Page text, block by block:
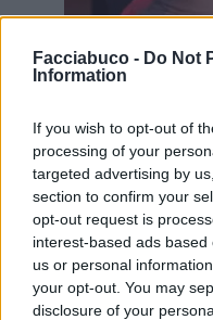
Facciabuco - Do Not
Information
If you wish to opt-out of
processing of your
targeted advertising by
section to confirm your
opt-out request is
interest-based ads
us or personal
your opt-out. You may
disclosure of your
Animazione Leggera (0.40
10 Maggio alle ore 21:51
mamoski:Non è
situazione
Il numero totale di
astronomico,
(un uno seguito da
chiave sulla
pianeta:Numero di
viventi più diffusi sul